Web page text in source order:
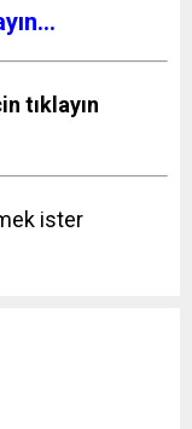
tıklayın
ister